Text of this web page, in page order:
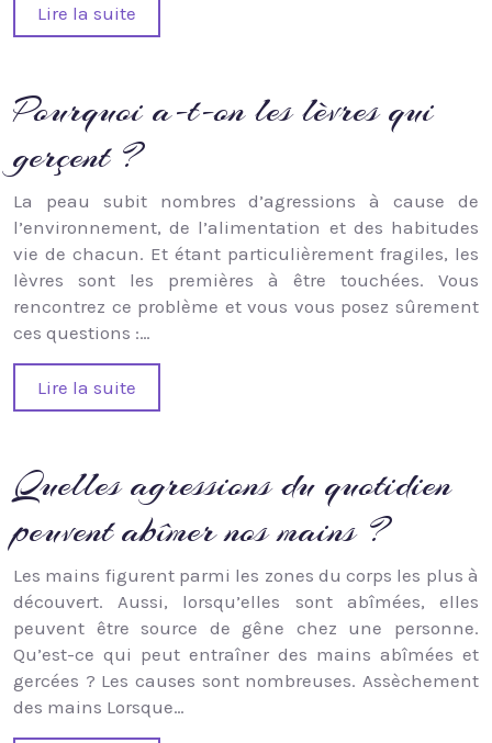
Lire la suite
Pourquoi a-t-on les lèvres qui
gerçent ?
La peau subit nombres d’agressions à cause de
l’environnement, de l’alimentation et des habitudes
vie de chacun. Et étant particulièrement fragiles, les
lèvres sont les premières à être touchées. Vous
rencontrez ce problème et vous vous posez sûrement
ces questions :…
Lire la suite
Quelles agressions du quotidien
peuvent abîmer nos mains ?
Les mains figurent parmi les zones du corps les plus à
découvert. Aussi, lorsqu’elles sont abîmées, elles
peuvent être source de gêne chez une personne.
Qu’est-ce qui peut entraîner des mains abîmées et
gercées ? Les causes sont nombreuses. Assèchement
des mains Lorsque…